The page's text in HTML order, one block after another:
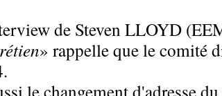
de Steven LLOYD
» rappelle que le comité
le changement d'adresse